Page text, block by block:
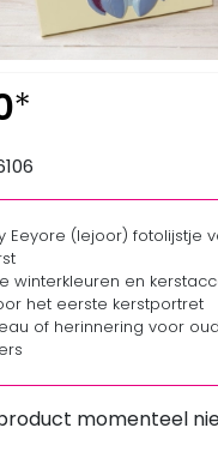
*
Eeyore (Iejoor) fotolijstje
winterkleuren en
het eerste kerstportret
of herinnering voor
momenteel